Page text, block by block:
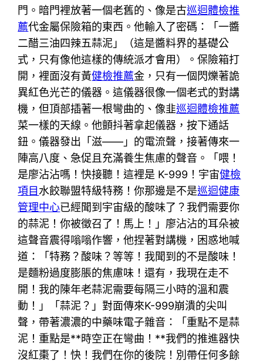
門。暗門裡放著一個老舊的、像是古巡迴體檢推
薦代金屬保險箱的東西。他輸入了密碼：「一醬
二醋三油四辣五蒜泥」（這是醬料界的基礎公
式，只有像他這樣的傳統派才會用）。保險箱打
開，裡面沒有黃健檢推薦金，只有一個閃爍著詭
異紅色光芒的儀器。這儀器很像一個老式的對講
機，但頂部插著一根彎曲的、像韭巡迴體檢推薦
菜一樣的天線。他顫抖著拿起儀器，按下通話
鈕。儀器發出「滋——」的電流聲，接著傳來一
陣高八度、急促且充滿養生焦慮的聲音。「喂！
是廖沾沾嗎！快接聽！這裡是 K-999！宇宙健檢
項目水餃聯盟特級特務！你那邊是不是巡迴健康
管理中心已經聞到宇宙級的酸味了？我們需要你
的蒜泥！你被徵召了！馬上！」廖沾沾的耳朵被
這聲音震得嗡嗡作響，他捏著對講機，困惑地喊
道：「特務？酸味？等等！我聞到的不是酸味！
是麵粉過度膨脹的焦慮味！還有，我現在走不
開！我的陳年老蒜泥需要每隔三小時的溫和震
動！」「蒜泥？」對面傳來K-999崩潰的尖叫
聲，帶著濃濃的中藥味電子雜音：「重點不是蒜
泥！重點是**時空正在彎曲！**我們的推進器快
沒紅棗了！快！我們在你的後院！別帶任何多餘